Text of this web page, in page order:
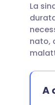
La
nato,
A